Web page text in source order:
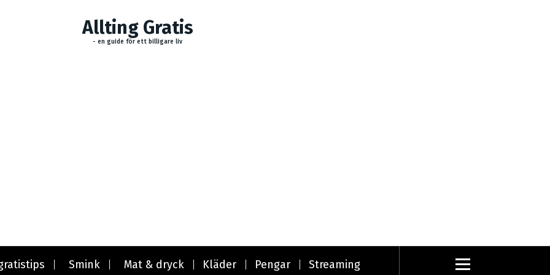
Allting Gratis
- en guide för ett billigare liv
Smink Mat & dryck Kläder Pengar Streaming